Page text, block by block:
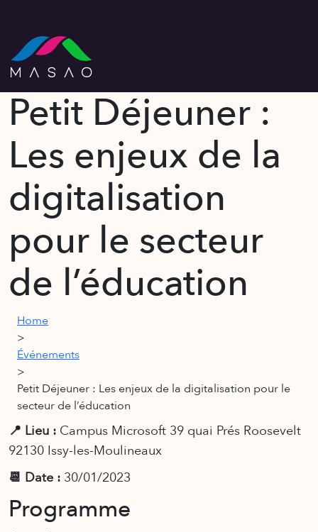
Petit Déjeuner :
Les enjeux de la
digitalisation
pour le secteur
de l’éducation
Home
>
Événements
>
Petit Déjeuner : Les enjeux de la digitalisation pour le
secteur de l’éducation
📍 Lieu : Campus Microsoft 39 quai Prés Roosevelt
92130 Issy-les-Moulineaux
📆 Date : 30/01/2023
Programme